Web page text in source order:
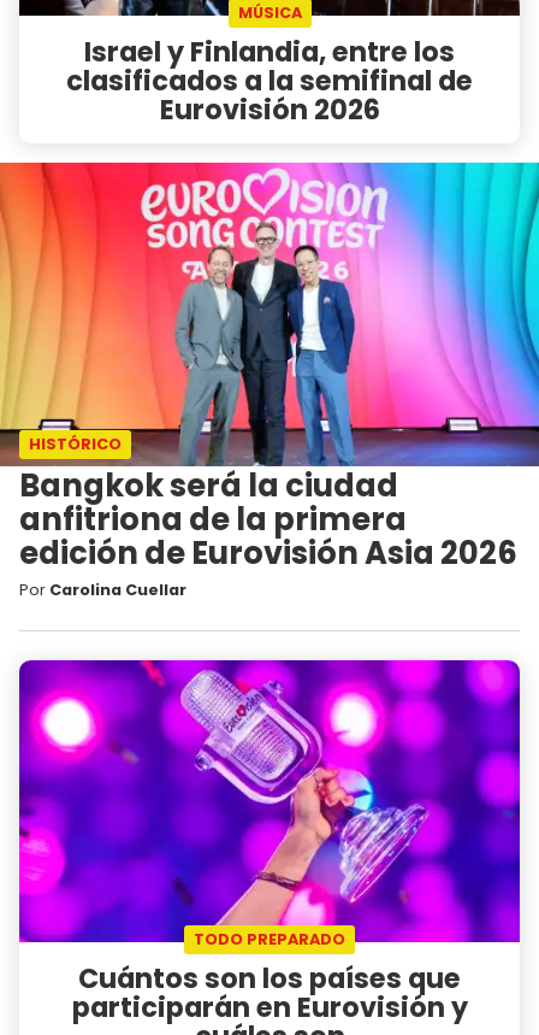
MÚSICA
Israel y Finlandia, entre los
clasificados a la semifinal de
Eurovisión 2026
HISTÓRICO
Bangkok será la ciudad
anfitriona de la primera
edición de Eurovisión Asia 2026
Por Carolina Cuellar
TODO PREPARADO
Cuántos son los países que
participarán en Eurovisión y